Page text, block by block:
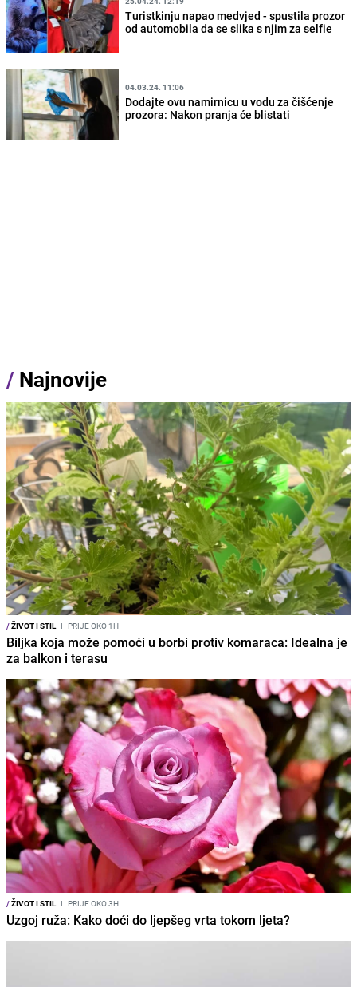
Turistkinju napao medvjed - spustila prozor
od automobila da se slika s njim za selfie
04.03.24. 11:06
Dodajte ovu namirnicu u vodu za čišćenje
prozora: Nakon pranja će blistati
/ Najnovije
/ŽIVOT I STIL I PRIJE OKO 1H
Biljka koja može pomoći u borbi protiv komaraca: Idealna je
za balkon i terasu
/ŽIVOT I STIL I PRIJE OKO 3H
Uzgoj ruža: Kako doći do ljepšeg vrta tokom ljeta?